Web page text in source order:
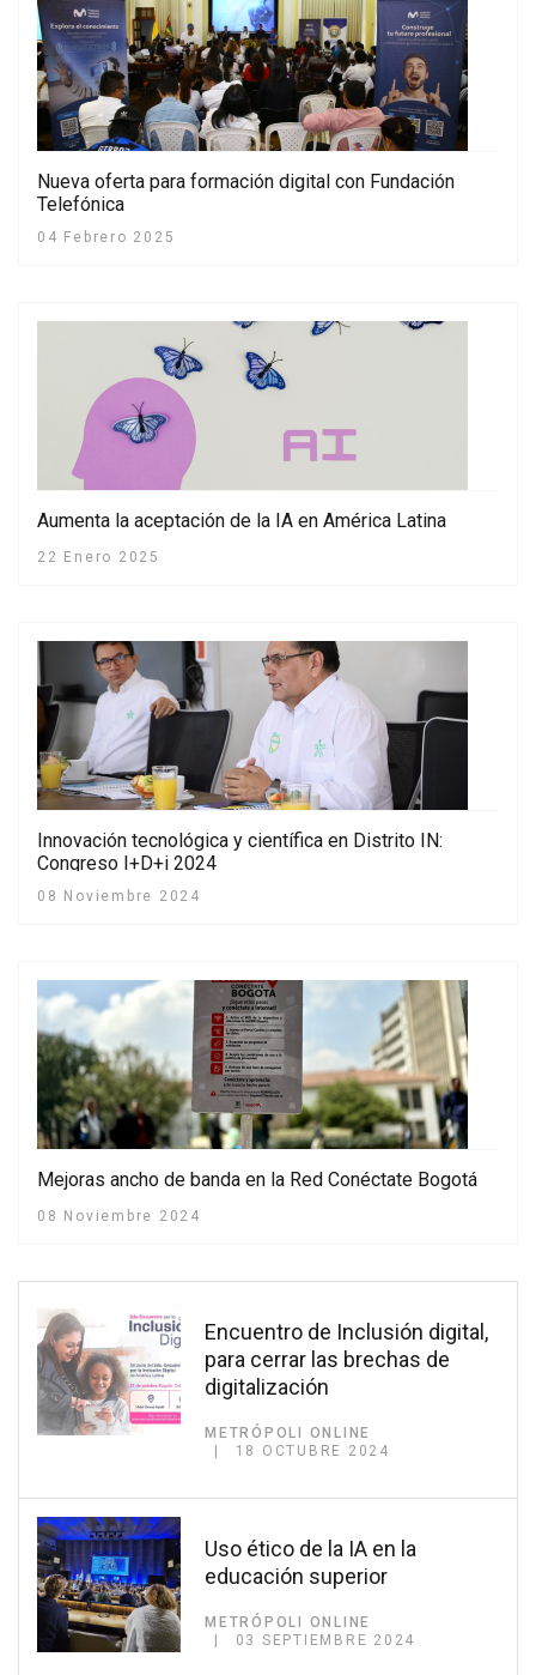
Nueva oferta para formación digital con Fundación
Telefónica
04 Febrero 2025
Aumenta la aceptación de la IA en América Latina
22 Enero 2025
Innovación tecnológica y científica en Distrito IN:
Congreso I+D+i 2024
08 Noviembre 2024
Mejoras ancho de banda en la Red Conéctate Bogotá
08 Noviembre 2024
Encuentro de Inclusión digital,
para cerrar las brechas de
digitalización
METRÓPOLI ONLINE
18 OCTUBRE 2024
Uso ético de la IA en la
educación superior
METRÓPOLI ONLINE
03 SEPTIEMBRE 2024